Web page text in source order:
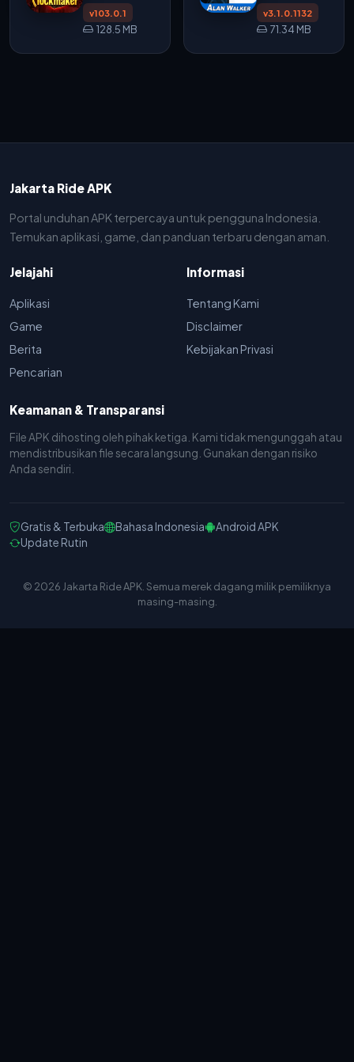
v103.0.1
128.5 MB
v3.1.0.1132
71.34 MB
Jakarta Ride APK
Portal unduhan APK terpercaya untuk pengguna Indonesia.
Temukan aplikasi, game, dan panduan terbaru dengan aman.
Jelajahi
Aplikasi
Game
Berita
Pencarian
Informasi
Tentang Kami
Disclaimer
Kebijakan Privasi
Keamanan & Transparansi
File APK dihosting oleh pihak ketiga. Kami tidak mengunggah atau
mendistribusikan file secara langsung. Gunakan dengan risiko
Anda sendiri.
Gratis & Terbuka Bahasa Indonesia
Android APK
Update Rutin
© 2026 Jakarta Ride APK. Semua merek dagang milik pemiliknya
masing-masing.